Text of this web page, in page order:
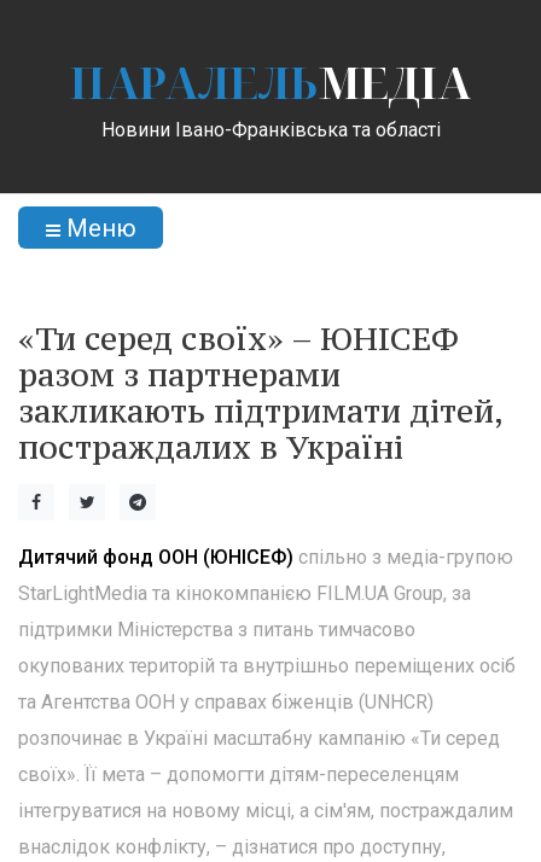
ПАРАЛЕЛЬМЕДІА
Новини Івано-Франківська та області
Меню
«Ти серед своїх» – ЮНІСЕФ
разом з партнерами
закликають підтримати дітей,
постраждалих в Україні
Дитячий фонд ООН (ЮНІСЕФ) спільно з медіа-групою
StarLightMedia та кінокомпанією FILM.UA Group, за
підтримки Міністерства з питань тимчасово
окупованих територій та внутрішньо переміщених осіб
та Агентства ООН у справах біженців (UNHCR)
розпочинає в Україні масштабну кампанію «Ти серед
своїх». Її мета – допомогти дітям-переселенцям
інтегруватися на новому місці, а сім'ям, постраждалим
внаслідок конфлікту, – дізнатися про доступну,